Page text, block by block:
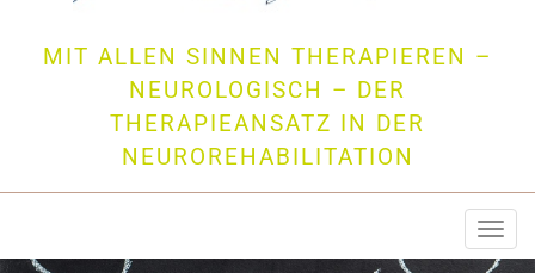
MIT ALLEN SINNEN THERAPIEREN –
NEUROLOGISCH – DER
THERAPIEANSATZ IN DER
NEUROREHABILITATION